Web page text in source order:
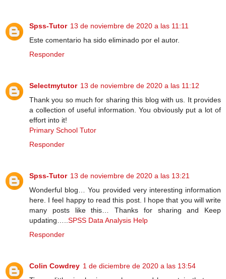
Spss-Tutor 13 de noviembre de 2020 a las 11:11
Este comentario ha sido eliminado por el autor.
Responder
Selectmytutor 13 de noviembre de 2020 a las 11:12
Thank you so much for sharing this blog with us. It provides
a collection of useful information. You obviously put a lot of
effort into it!
Primary School Tutor
Responder
Spss-Tutor 13 de noviembre de 2020 a las 13:21
Wonderful blog… You provided very interesting information
here. I feel happy to read this post. I hope that you will write
many posts like this… Thanks for sharing and Keep
updating….. SPSS Data Analysis Help
Responder
Colin Cowdrey 1 de diciembre de 2020 a las 13:54